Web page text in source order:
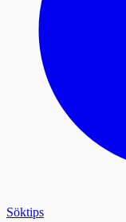
Söktips